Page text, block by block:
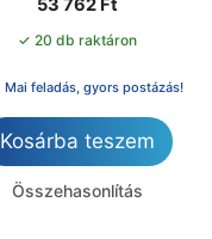
53 762 Ft
✓ 20 db raktáron
Mai feladás, gyors postázás!
Kosárba teszem
Összehasonlítás